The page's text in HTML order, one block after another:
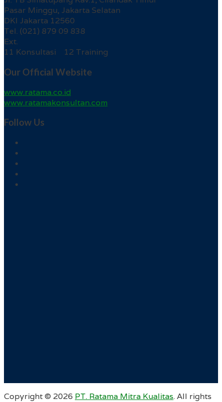
Pasar Minggu, Jakarta Selatan
DKI Jakarta 12560
Tel. (021) 879 09 838
Ext.
11 Konsultasi 12 Training
Our Official Website
www.ratama.co.id
www.ratamakonsultan.com
Follow Us
Copyright © 2026 PT. Ratama Mitra Kualitas. All rights